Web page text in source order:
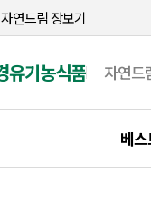
자연드림 장보기
유기농식품 자연드
베